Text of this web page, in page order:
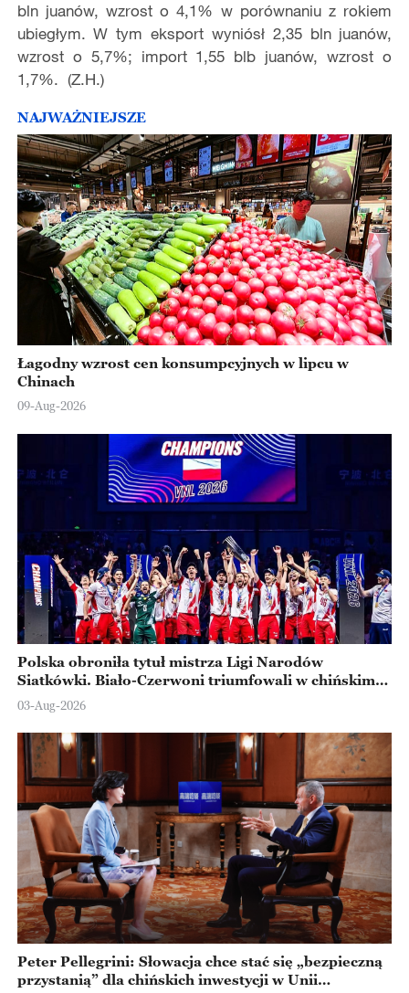
bln juanów, wzrost o 4,1% w porównaniu z rokiem
ubiegłym. W tym eksport wyniósł 2,35 bln juanów,
wzrost o 5,7%; import 1,55 blb juanów, wzrost o
1,7%. (Z.H.)
NAJWAŻNIEJSZE
Łagodny wzrost cen konsumpcyjnych w lipcu w
Chinach
09-Aug-2026
Polska obroniła tytuł mistrza Ligi Narodów
Siatkówki. Biało-Czerwoni triumfowali w chińskim
Ningbo
03-Aug-2026
Peter Pellegrini: Słowacja chce stać się „bezpieczną
przystanią” dla chińskich inwestycji w Unii